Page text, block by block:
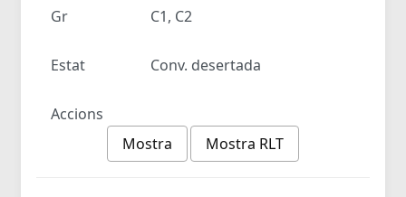
Gr C1, C2
Estat Conv. desertada
Accions
Mostra
Mostra RLT